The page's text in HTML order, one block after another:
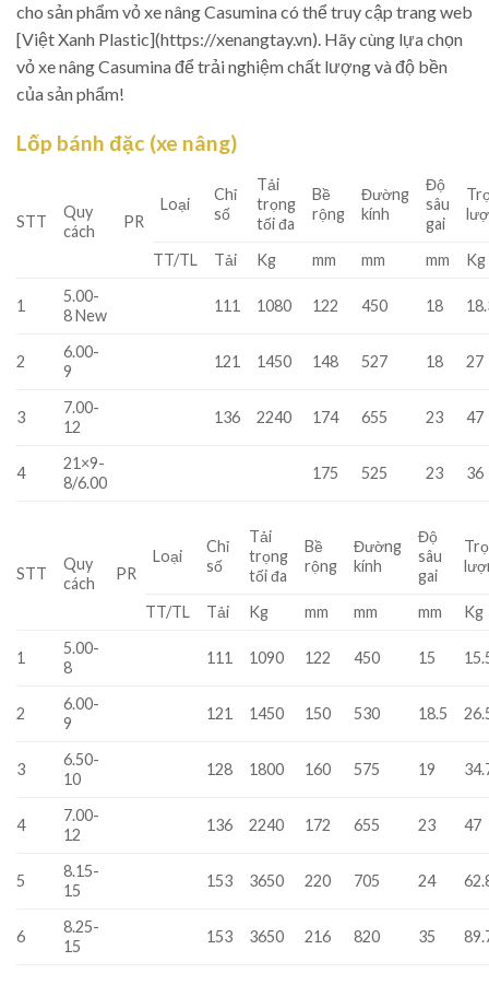
cho sản phẩm vỏ xe nâng Casumina có thể truy cập trang web
[Việt Xanh Plastic](https://xenangtay.vn). Hãy cùng lựa chọn
vỏ xe nâng Casumina để trải nghiệm chất lượng và độ bền
của sản phẩm!
Lốp bánh đặc (xe nâng)
STT
Quy
cách
PR
Loại
Chỉ
số
Tải
trọng
tối đa
Bề
rộng
Đường
kính
Độ
sâu
gai
TT/TL Tải Kg mm mm mm Kg
1
5.00-
8 New
111 1080 122 450 18
2
6.00-
9
121 1450 148 527 18 27
3
7.00-
12
136 2240 174 655 23 47
4
21×9-
8/6.00
175 525 23 36
STT
Quy
cách
PR
Loại
Chỉ
số
Tải
trọng
tối đa
Bề
rộng
Đường
kính
Độ
sâu
gai
TT/TL Tải Kg mm mm mm Kg
1
5.00-
8
111 1090 122 450 15
2
6.00-
9
121 1450 150 530 18.5
3
6.50-
10
128 1800 160 575 19
4
7.00-
12
136 2240 172 655 23 47
5
8.15-
15
153 3650 220 705 24
6
8.25-
15
153 3650 216 820 35